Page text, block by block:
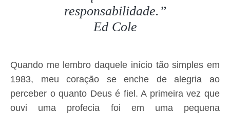
responsabilidade.”
Ed Cole
Quando me lembro daquele início tão simples em
1983, meu coração se enche de alegria ao
perceber o quanto Deus é fiel. A primeira vez que
ouvi uma profecia foi em uma pequena